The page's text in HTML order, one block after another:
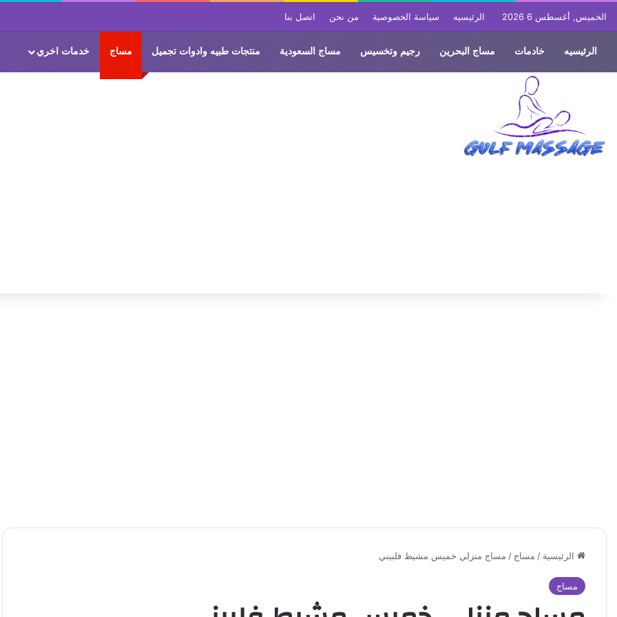
الخميس, أغسطس 6 2026 الرئيسيه سياسة الخصوصية من نحن اتصل بنا
الرئيسيه خادمات مساج البحرين رجيم وتخسيس مساج السعودية منتجات طبيه وادوات تجميل مساج خدمات اخري
الرئيسية / مساج / مساج منزلي خميس مشيط فلبيني
مساج